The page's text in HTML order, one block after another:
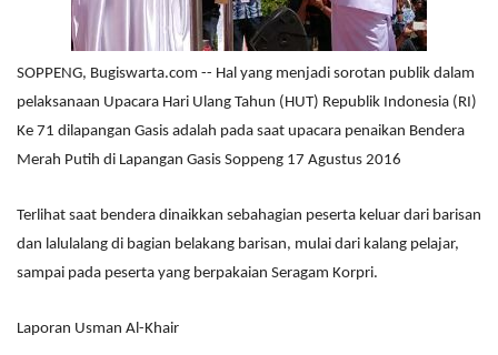
SOPPENG, Bugiswarta.com -- Hal yang menjadi sorotan publik dalam
pelaksanaan Upacara Hari Ulang Tahun (HUT) Republik Indonesia (RI)
Ke 71 dilapangan Gasis adalah pada saat upacara penaikan Bendera
Merah Putih di Lapangan Gasis Soppeng 17 Agustus 2016
Terlihat saat bendera dinaikkan sebahagian peserta keluar dari barisan
dan lalulalang di bagian belakang barisan, mulai dari kalang pelajar,
sampai pada peserta yang berpakaian Seragam Korpri.
Laporan Usman Al-Khair